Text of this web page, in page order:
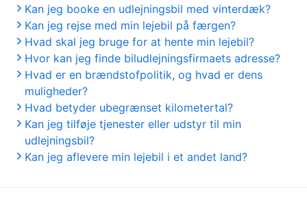
Kan jeg booke en udlejningsbil med vinterdæk?
Kan jeg rejse med min lejebil på færgen?
Hvad skal jeg bruge for at hente min lejebil?
Hvor kan jeg finde biludlejningsfirmaets adresse?
Hvad er en brændstofpolitik, og hvad er dens
muligheder?
Hvad betyder ubegrænset kilometertal?
Kan jeg tilføje tjenester eller udstyr til min
udlejningsbil?
Kan jeg aflevere min lejebil i et andet land?